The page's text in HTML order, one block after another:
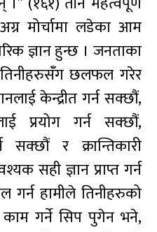
मोर्चामा लडेका आम
ज्ञान हुन्छ । जनताका
तिनीहरुसँंग छलफल गरेर
केन्द्रीत गर्न सक्छौं,
प्रयोग गर्न सक्छौं,
र क्रान्तिकारी
सही ज्ञान प्राप्त गर्न
हामीले तिनीहरुको
काम गर्ने सिप पुगेन भने,